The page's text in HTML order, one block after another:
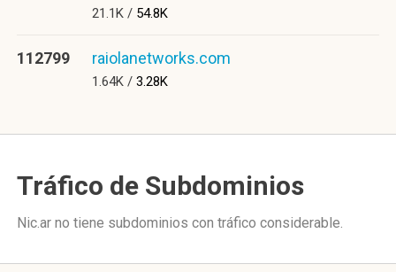
21.1K / 54.8K
112799 raiolanetworks.com
1.64K / 3.28K
Tráfico de Subdominios
Nic.ar no tiene subdominios con tráfico considerable.